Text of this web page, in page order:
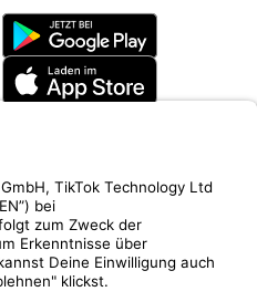
limango.nl limango.pl